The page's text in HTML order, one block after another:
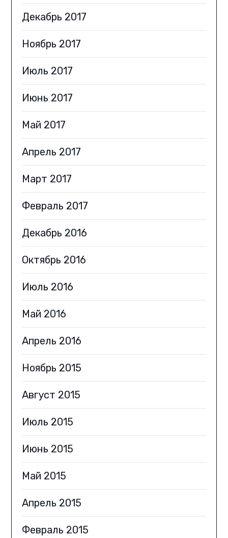
Декабрь 2017
Ноябрь 2017
Июль 2017
Июнь 2017
Май 2017
Апрель 2017
Март 2017
Февраль 2017
Декабрь 2016
Октябрь 2016
Июль 2016
Май 2016
Апрель 2016
Ноябрь 2015
Август 2015
Июль 2015
Июнь 2015
Май 2015
Апрель 2015
Февраль 2015